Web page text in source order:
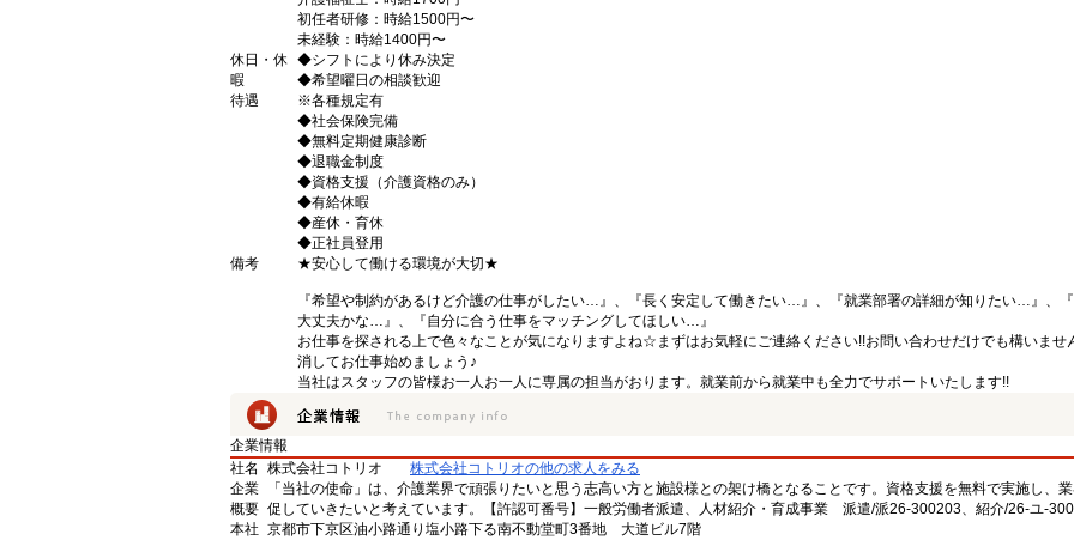
初任者研修：時給1500円〜
未経験：時給1400円〜
休日・休
暇
◆シフトにより休み決定
◆希望曜日の相談歓迎
待遇
※各種規定有
◆社会保険完備
◆無料定期健康診断
◆退職金制度
◆資格支援（介護資格のみ）
◆有給休暇
◆産休・育休
◆正社員登用
備考
★安心して働ける環境が大切★
『希望や制約があるけど介護の仕事がしたい…』、『長く安定して働きたい…』、『就業部署の詳細が知りたい…』、
大丈夫かな…』、『自分に合う仕事をマッチングしてほしい…』
お仕事を探される上で色々なことが気になりますよね☆まずはお気軽にご連絡ください!!お問い合わせだけでも構いませ
消してお仕事始めましょう♪
当社はスタッフの皆様お一人お一人に専属の担当がおります。就業前から就業中も全力でサポートいたします!!
企業情報
社名
株式会社コトリオ
株式会社コトリオの他の求人をみる
企業
概要
「当社の使命」は、介護業界で頑張りたいと思う志高い方と施設様との架け橋となることです。資格支援を無料で実施し、
促していきたいと考えています。【許認可番号】一般労働者派遣、人材紹介・育成事業 派遣/派26-300203、紹介/26-ユ-
本社 京都市下京区油小路通り塩小路下る南不動堂町3番地 大道ビル7階